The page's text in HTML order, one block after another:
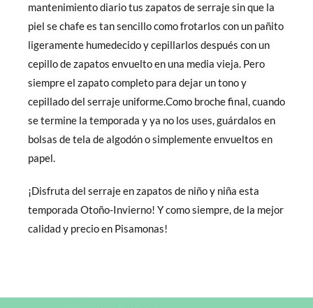
mantenimiento diario tus zapatos de serraje sin que la
piel se chafe es tan sencillo como frotarlos con un pañito
ligeramente humedecido y cepillarlos después con un
cepillo de zapatos envuelto en una media vieja. Pero
siempre el zapato completo para dejar un tono y
cepillado del serraje uniforme.Como broche final, cuando
se termine la temporada y ya no los uses, guárdalos en
bolsas de tela de algodón o simplemente envueltos en
papel.
¡Disfruta del serraje en zapatos de niño y niña esta
temporada Otoño-Invierno! Y como siempre, de la mejor
calidad y precio en Pisamonas!